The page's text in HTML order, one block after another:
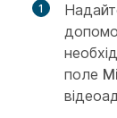
поле